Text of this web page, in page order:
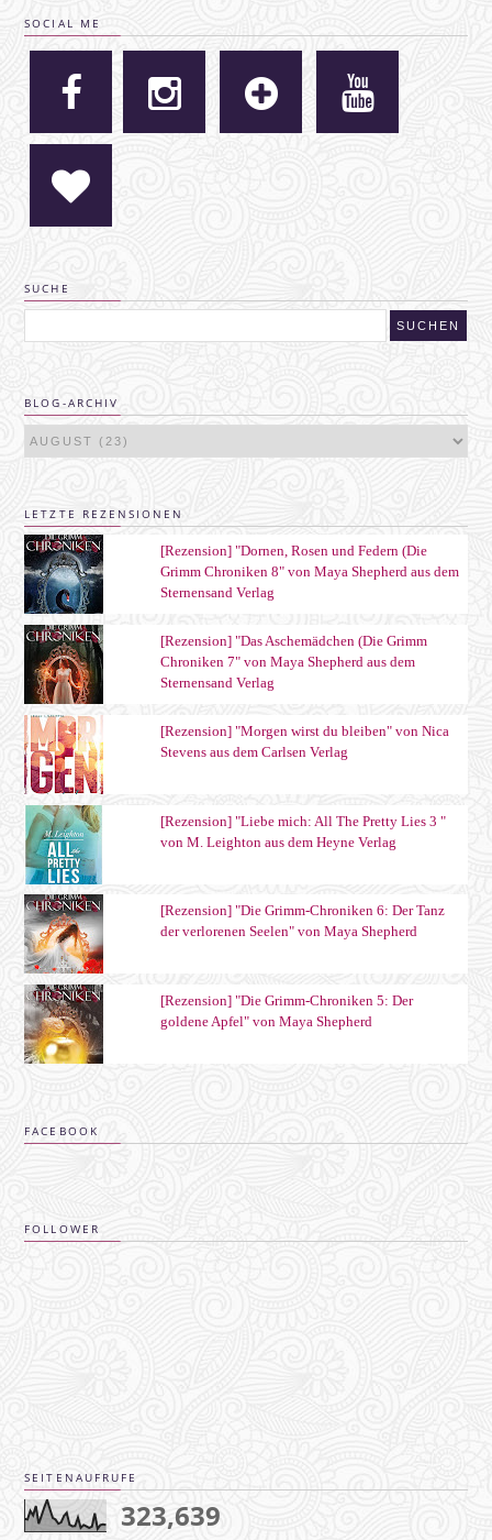
SOCIAL ME
SUCHE
BLOG-ARCHIV
LETZTE REZENSIONEN
[Rezension] "Dornen, Rosen und Federn (Die
Grimm Chroniken 8" von Maya Shepherd aus dem
Sternensand Verlag
[Rezension] "Das Aschemädchen (Die Grimm
Chroniken 7" von Maya Shepherd aus dem
Sternensand Verlag
[Rezension] "Morgen wirst du bleiben" von Nica
Stevens aus dem Carlsen Verlag
[Rezension] "Liebe mich: All The Pretty Lies 3 "
von M. Leighton aus dem Heyne Verlag
[Rezension] "Die Grimm-Chroniken 6: Der Tanz
der verlorenen Seelen" von Maya Shepherd
[Rezension] "Die Grimm-Chroniken 5: Der
goldene Apfel" von Maya Shepherd
FACEBOOK
FOLLOWER
SEITENAUFRUFE
323,639